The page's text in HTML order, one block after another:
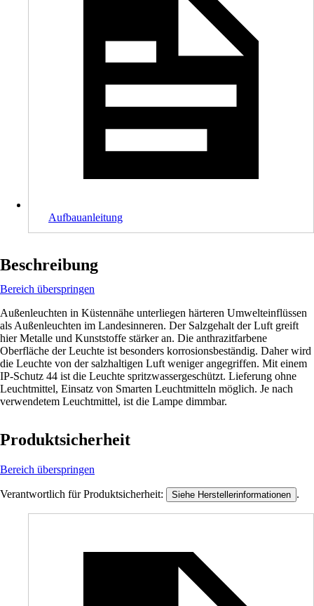
Aufbauanleitung
Beschreibung
Bereich überspringen
Außenleuchten in Küstennähe unterliegen härteren Umwelteinflüssen
als Außenleuchten im Landesinneren. Der Salzgehalt der Luft greift
hier Metalle und Kunststoffe stärker an. Die anthrazitfarbene
Oberfläche der Leuchte ist besonders korrosionsbeständig. Daher wird
die Leuchte von der salzhaltigen Luft weniger angegriffen. Mit einem
IP-Schutz 44 ist die Leuchte spritzwassergeschützt. Lieferung ohne
Leuchtmittel, Einsatz von Smarten Leuchtmitteln möglich. Je nach
verwendetem Leuchtmittel, ist die Lampe dimmbar.
Produktsicherheit
Bereich überspringen
Verantwortlich für Produktsicherheit: Siehe Herstellerinformationen .